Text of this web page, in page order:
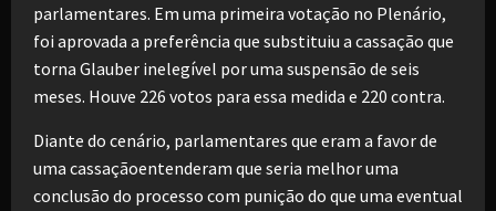
parlamentares. Em uma primeira votação no Plenário,
foi aprovada a preferência que substituiu a cassação que
torna Glauber inelegível por uma suspensão de seis
meses. Houve 226 votos para essa medida e 220 contra.
Diante do cenário, parlamentares que eram a favor de
uma cassaçãoentenderam que seria melhor uma
conclusão do processo com punição do que uma eventual